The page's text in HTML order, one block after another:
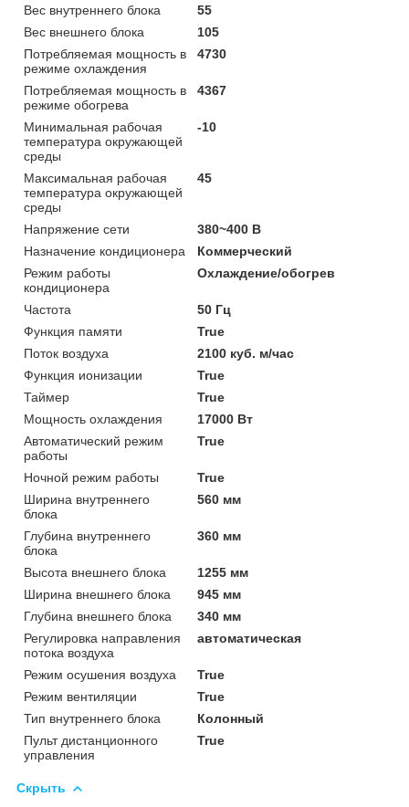
Вес внутреннего блока
55
Вес внешнего блока
105
Потребляемая мощность в
режиме охлаждения
4730
Потребляемая мощность в
режиме обогрева
4367
Минимальная рабочая
температура окружающей
среды
-10
Максимальная рабочая
температура окружающей
среды
45
Напряжение сети
380~400 В
Назначение кондиционера
Коммерческий
Режим работы
кондиционера
Охлаждение/обогрев
Частота
50 Гц
Функция памяти
True
Поток воздуха
2100 куб. м/час
Функция ионизации
True
Таймер
True
Мощность охлаждения
17000 Вт
Автоматический режим
работы
True
Ночной режим работы
True
Ширина внутреннего
блока
560 мм
Глубина внутреннего
блока
360 мм
Высота внешнего блока
1255 мм
Ширина внешнего блока
945 мм
Глубина внешнего блока
340 мм
Регулировка направления
потока воздуха
автоматическая
Режим осушения воздуха
True
Режим вентиляции
True
Тип внутреннего блока
Колонный
Пульт дистанционного
управления
True
Скрыть